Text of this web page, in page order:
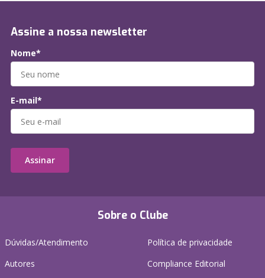
Sobre o Clube
Dúvidas/Atendimento
Autores
Política de privacidade
Compliance Editorial
Assine a nossa newsletter
Nome*
E-mail*
Assinar